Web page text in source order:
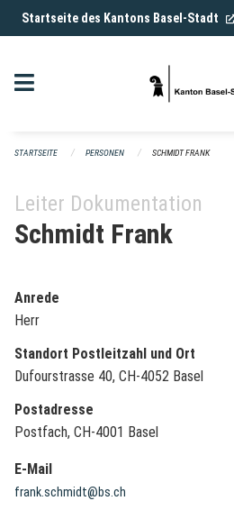
Navigation überspringen
Startseite des Kantons Basel-Stadt
STARTSEITE PERSONEN SCHMIDT FRANK
Leiter Dokumentation
Schmidt Frank
Anrede
Herr
Standort Postleitzahl und Ort
Dufourstrasse 40, CH-4052 Basel
Postadresse
Postfach, CH-4001 Basel
E-Mail
frank.schmidt@bs.ch